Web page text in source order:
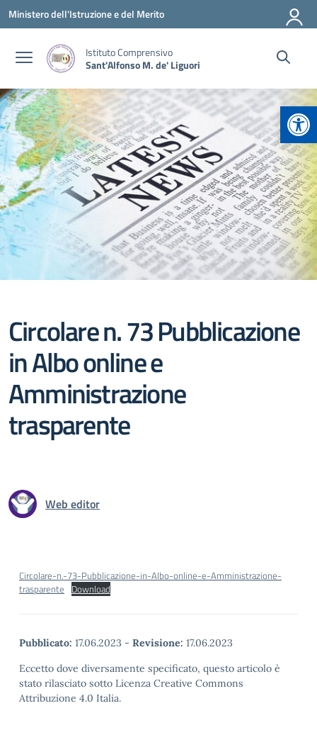
Vai ai contenuti
Vai al menu di navigazione
Vai al footer
Ministero dell'Istruzione e del Merito
Istituto Comprensivo
Sant'Alfonso M. de' Liguori
Circolare n. 73 Pubblicazione
in Albo online e
Amministrazione
trasparente
Web editor
Circolare-n.-73-Pubblicazione-in-Albo-online-e-Amministrazione-
trasparente Download
Pubblicato: 17.06.2023 - Revisione: 17.06.2023
Eccetto dove diversamente specificato, questo articolo è
stato rilasciato sotto Licenza Creative Commons
Attribuzione 4.0 Italia.